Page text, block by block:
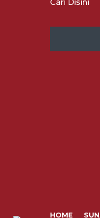
Cari Disini
HOME